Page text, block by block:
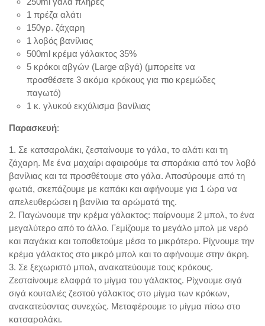
1 πρέζα αλάτι
150γρ. ζάχαρη
1 λοβός βανίλιας
500ml κρέμα γάλακτος 35%
5 κρόκοι αβγών (Large αβγά) (μπορείτε να
προσθέσετε 3 ακόμα κρόκους για πιο κρεμώδες
παγωτό)
1 κ. γλυκού εκχύλισμα βανίλιας
Παρασκευή:
1. Σε κατσαρολάκι, ζεσταίνουμε το γάλα, το αλάτι και τη
ζάχαρη. Με ένα μαχαίρι αφαιρούμε τα σποράκια από τον λοβό
βανίλιας και τα προσθέτουμε στο γάλα. Αποσύρουμε από τη
φωτιά, σκεπάζουμε με καπάκι και αφήνουμε για 1 ώρα να
απελευθερώσει η βανίλια τα αρώματά της.
2. Παγώνουμε την κρέμα γάλακτος: παίρνουμε 2 μπολ, το ένα
μεγαλύτερο από το άλλο. Γεμίζουμε το μεγάλο μπολ με νερό
και παγάκια και τοποθετούμε μέσα το μικρότερο. Ρίχνουμε την
κρέμα γάλακτος στο μικρό μπολ και το αφήνουμε στην άκρη.
3. Σε ξεχωριστό μπολ, ανακατεύουμε τους κρόκους.
Ζεσταίνουμε ελαφρά το μίγμα του γάλακτος. Ρίχνουμε σιγά
σιγά κουταλιές ζεστού γάλακτος στο μίγμα των κρόκων,
ανακατεύοντας συνεχώς. Μεταφέρουμε το μίγμα πίσω στο
κατσαρολάκι.